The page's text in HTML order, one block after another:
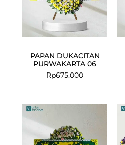
PAPAN DUKACITAN
PURWAKARTA 06
Rp675.000